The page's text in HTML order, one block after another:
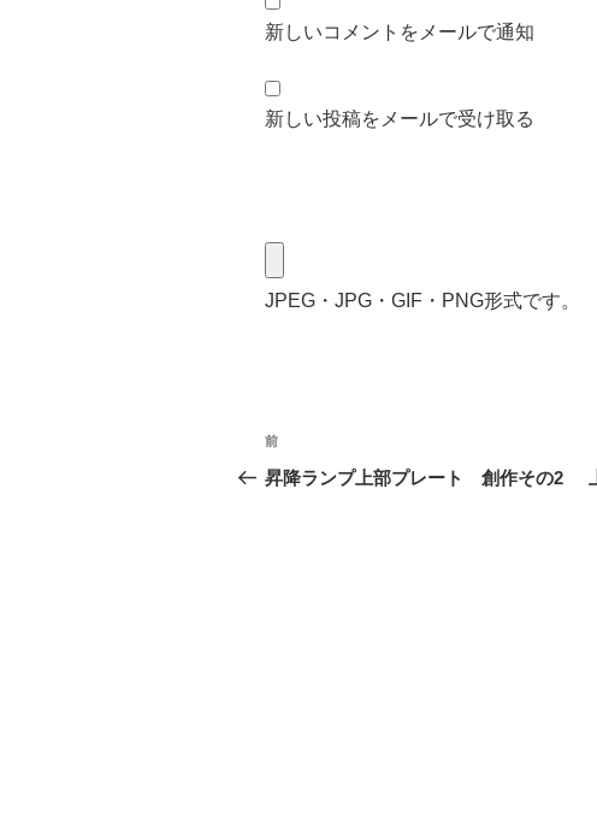
新しいコメントをメールで通知
新しい投稿をメールで受け取る
JPEG・JPG・GIF・PNG形式です。
投
稿
前
の
前
昇降ランプ上部プレート 創作その2